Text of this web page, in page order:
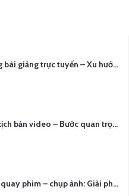
Quay & dựng bài giảng trực tuyến – Xu hướng đào tạo thời đại số
Dịch vụ viết kịch bản video – Bước quan trọng quyết định thành công nội dung
Thuê thiết bị quay phim – chụp ảnh: Giải pháp tối ưu chi phí cho doanh nghiệp